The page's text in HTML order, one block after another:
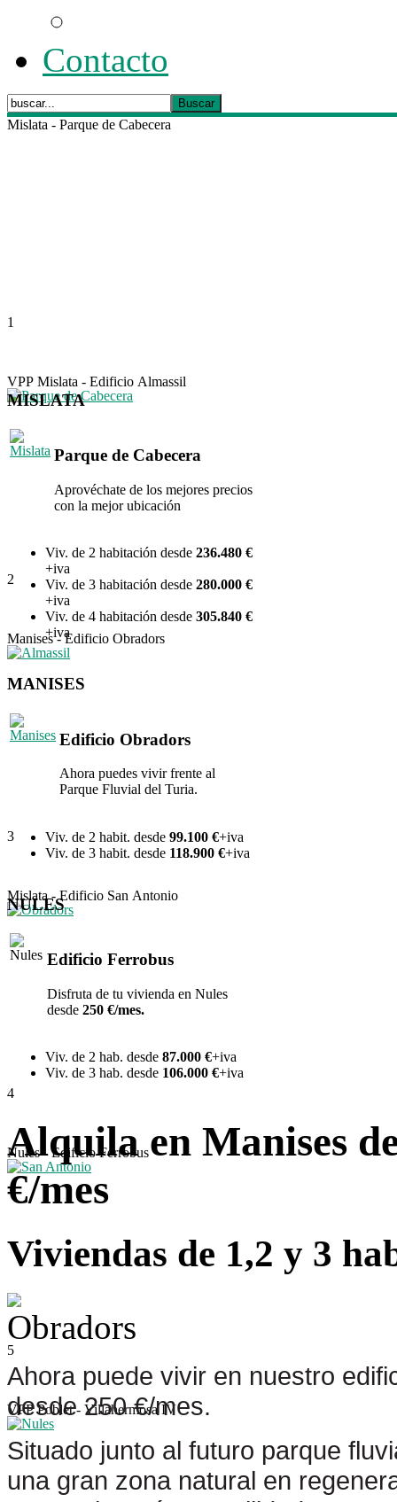
Contacto
Mislata - Parque de Cabecera
1
VPP Mislata - Edificio Almassil
2
Manises - Edificio Obradors
3
Mislata - Edificio San Antonio
4
Nules - Edificio Ferrobus
5
VPP Poblet - Villahermosa IV
MISLATA
Parque de Cabecera
Aprovéchate de los mejores precios
con la mejor ubicación
Viv. de 2 habitación desde 236.480 €
+iva
Viv. de 3 habitación desde 280.000 €
+iva
Viv. de 4 habitación desde 305.840 €
+iva
MANISES
Edificio Obradors
Ahora puedes vivir frente al
Parque Fluvial del Turia.
Viv. de 2 habit. desde 99.100 €+iva
Viv. de 3 habit. desde 118.900 €+iva
NULES
Edificio Ferrobus
Disfruta de tu vivienda en Nules
desde 250 €/mes.
Viv. de 2 hab. desde 87.000 €+iva
Viv. de 3 hab. desde 106.000 €+iva
Alquila en Manises
€/mes
Viviendas de 1,2 y 3
Ahora puede vivir en nuestro
desde 250 €/mes.
Situado junto al futuro parque
una gran zona natural en